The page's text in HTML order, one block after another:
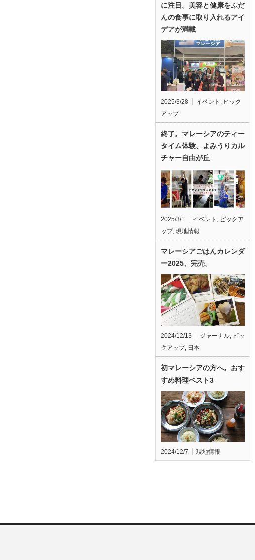
に注目。美容と健康をふだ
んの食事に取り入れるアイ
デアが満載
2025/3/28 イベント
ピック
アップ
終了。マレーシアのティー
タイム体験、よみうりカル
チャー自由が丘
2025/3/1 イベント , ピックア
ップ, 現地情報
マレーシアごはんカレンダ
ー2025、完売。
2024/12/13 ジャーナル ピッ
クアップ, 日本
初マレーシアの方へ。おす
すめ料理ベスト3
2024/12/7 現地情報